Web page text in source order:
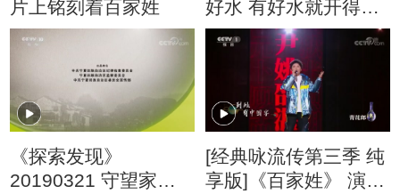
片上铭刻着百家姓
好水 有好水就开得好
田
《探索发现》
20190321 守望家风
[经典咏流传第三季 纯
享版]《百家姓》 演